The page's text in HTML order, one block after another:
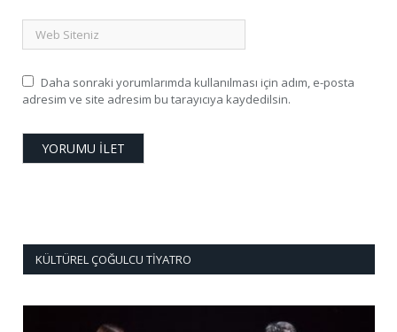
Daha sonraki yorumlarımda kullanılması için adım, e-posta
adresim ve site adresim bu tarayıcıya kaydedilsin.
KÜLTÜREL ÇOĞULCU TIYATRO